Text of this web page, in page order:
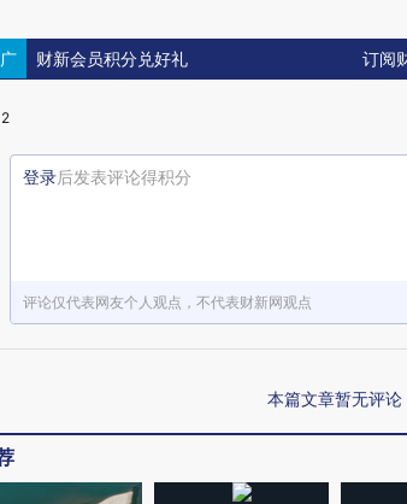
财新会员积分兑好礼 订阅
2
登录后发表评论得积分
评论仅代表网友个人观点，不代表财新网观点
本篇文章暂无评论